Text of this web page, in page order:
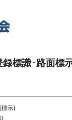
録標識･路面標
標示)